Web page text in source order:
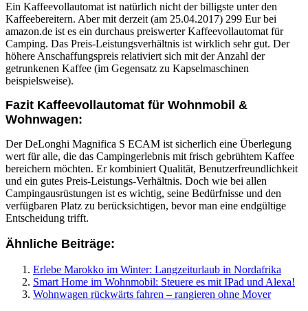
Ein Kaffeevollautomat ist natürlich nicht der billigste unter den
Kaffeebereitern. Aber mit derzeit (am 25.04.2017) 299 Eur bei
amazon.de ist es ein durchaus preiswerter Kaffeevollautomat für
Camping. Das Preis-Leistungsverhältnis ist wirklich sehr gut. Der
höhere Anschaffungspreis relativiert sich mit der Anzahl der
getrunkenen Kaffee (im Gegensatz zu Kapselmaschinen
beispielsweise).
Fazit Kaffeevollautomat für Wohnmobil &
Wohnwagen:
Der DeLonghi Magnifica S ECAM ist sicherlich eine Überlegung
wert für alle, die das Campingerlebnis mit frisch gebrühtem Kaffee
bereichern möchten. Er kombiniert Qualität, Benutzerfreundlichkeit
und ein gutes Preis-Leistungs-Verhältnis. Doch wie bei allen
Campingausrüstungen ist es wichtig, seine Bedürfnisse und den
verfügbaren Platz zu berücksichtigen, bevor man eine endgültige
Entscheidung trifft.
Ähnliche Beiträge:
Erlebe Marokko im Winter: Langzeiturlaub in Nordafrika
Smart Home im Wohnmobil: Steuere es mit IPad und Alexa!
Wohnwagen rückwärts fahren – rangieren ohne Mover